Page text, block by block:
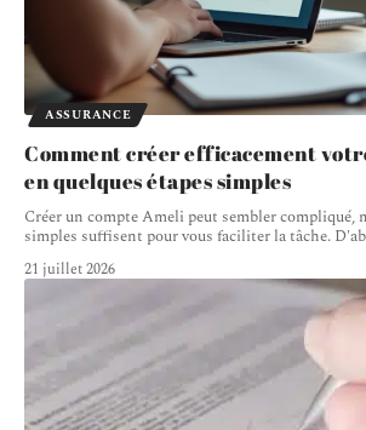
ASSURANCE
Comment créer efficacement
en quelques étapes simples
Créer un compte Ameli peut sembler compliqué,
simples suffisent pour vous faciliter la tâche.
21 juillet 2026